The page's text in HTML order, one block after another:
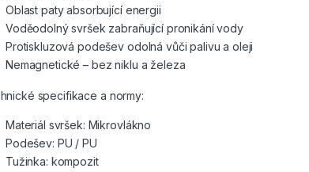
Oblast paty absorbující energii
Voděodolný svršek zabraňující pronikání vody
Protiskluzová podešev odolná vůči palivu a oleji
Nemagnetické – bez niklu a železa
specifikace a normy:
Materiál svršek: Mikrovlákno
Podešev: PU / PU
Tužinka: kompozit